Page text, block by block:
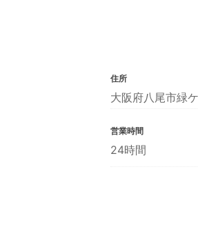
住所
大阪府八尾市緑
営業時間
24時間